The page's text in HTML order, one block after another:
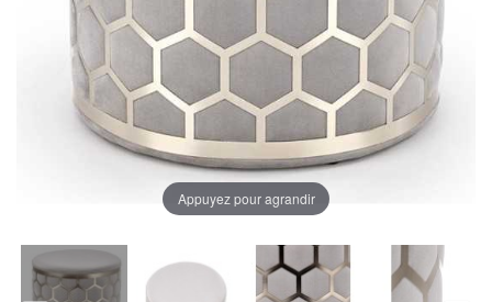
Appuyez pour agrandir